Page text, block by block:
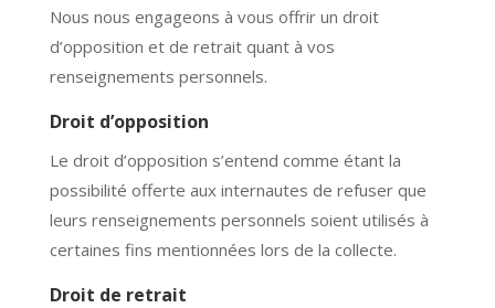
Nous nous engageons à vous offrir un droit
d’opposition et de retrait quant à vos
renseignements personnels.
Droit d’opposition
Le droit d’opposition s’entend comme étant la
possibilité offerte aux internautes de refuser que
leurs renseignements personnels soient utilisés à
certaines fins mentionnées lors de la collecte.
Droit de retrait